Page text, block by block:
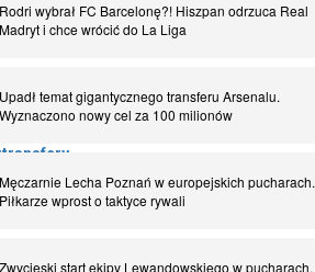
Czar z Czarnego Lądu, czyli Pep Guardiola kontra
Chłopak z pizzerii. Kim był zmarły Mino Raiola?
Rodri wybrał FC Barcelonę?! Hiszpan odrzuca Real
Madryt i chce wrócić do La Liga
Upadł temat gigantycznego transferu Arsenalu.
Wyznaczono nowy cel za 100 milionów
Męczarnie Lecha Poznań w europejskich pucharach.
Piłkarze wprost o taktyce rywali
Zwycięski start ekipy Lewandowskiego w pucharach.